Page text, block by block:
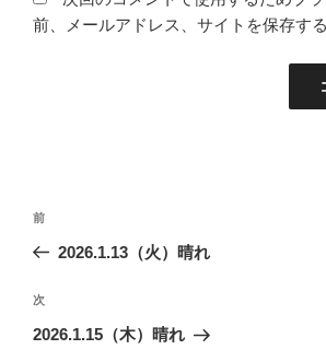
前、メールアドレス、サイトを保存する
投
ビ
ゲ
前
の
稿
前
2026.1.13（火）晴れ
次
の
次
2026.1.15（木）晴れ